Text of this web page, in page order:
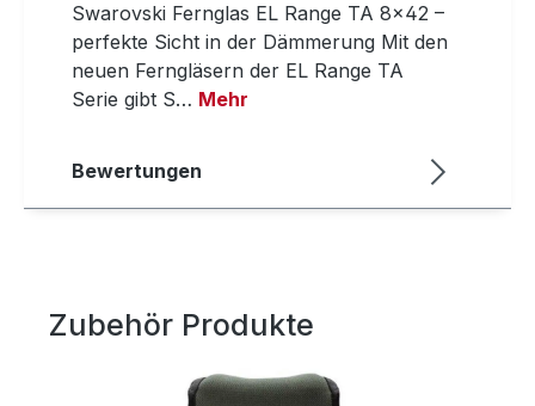
Swarovski Fernglas EL Range TA 8x42 –
perfekte Sicht in der Dämmerung Mit den
neuen Ferngläsern der EL Range TA
Serie gibt S… Mehr
Bewertungen
Produktgalerie überspringen
Zubehör Produkte